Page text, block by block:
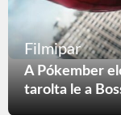
Filmipar
A Pókember
tarolta le a